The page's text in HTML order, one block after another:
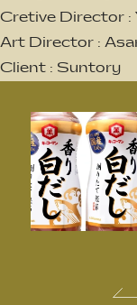
Cretive Director :
Art Director :
Client : Suntory